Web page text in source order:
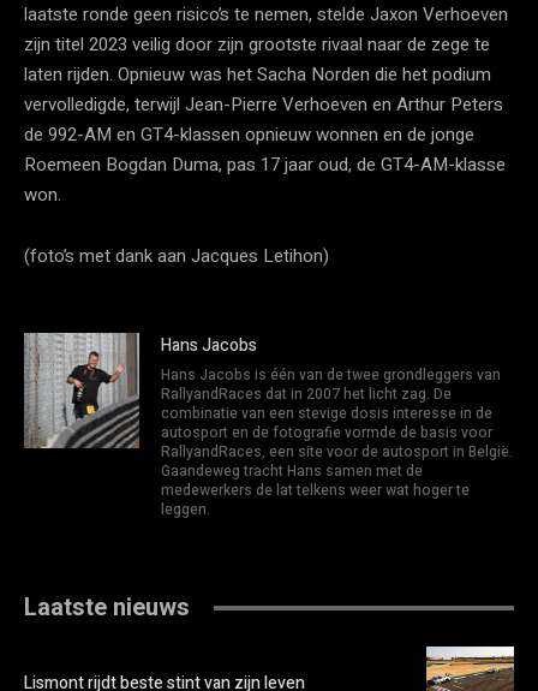
laatste ronde geen risico’s te nemen, stelde Jaxon Verhoeven
zijn titel 2023 veilig door zijn grootste rivaal naar de zege te
laten rijden. Opnieuw was het Sacha Norden die het podium
vervolledigde, terwijl Jean-Pierre Verhoeven en Arthur Peters
de 992-AM en GT4-klassen opnieuw wonnen en de jonge
Roemeen Bogdan Duma, pas 17 jaar oud, de GT4-AM-klasse
won.
(foto’s met dank aan Jacques Letihon)
Hans Jacobs
Hans Jacobs is één van de twee grondleggers van
RallyandRaces dat in 2007 het licht zag. De
combinatie van een stevige dosis interesse in de
autosport en de fotografie vormde de basis voor
RallyandRaces, een site voor de autosport in België.
Gaandeweg tracht Hans samen met de
medewerkers de lat telkens weer wat hoger te
leggen.
Laatste nieuws
Lismont rijdt beste stint van zijn leven